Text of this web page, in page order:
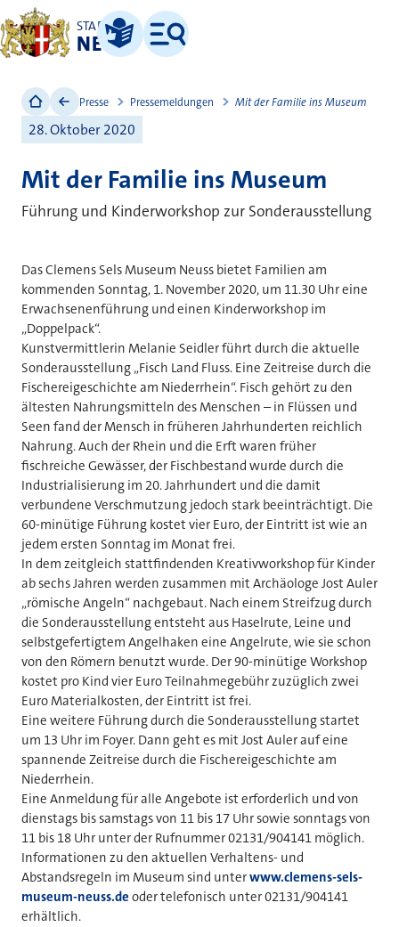
STADT
NEUSS
Leichte Sprache
Menü
Presse Pressemeldungen Mit der Familie ins Museum
28. Oktober 2020
Mit der Familie ins Museum
Führung und Kinderworkshop zur Sonderausstellung
Das Clemens Sels Museum Neuss bietet Familien am
kommenden Sonntag, 1. November 2020, um 11.30 Uhr eine
Erwachsenenführung und einen Kinderworkshop im
„Doppelpack“.
Kunstvermittlerin Melanie Seidler führt durch die aktuelle
Sonderausstellung „Fisch Land Fluss. Eine Zeitreise durch die
Fischereigeschichte am Niederrhein“. Fisch gehört zu den
ältesten Nahrungsmitteln des Menschen – in Flüssen und
Seen fand der Mensch in früheren Jahrhunderten reichlich
Nahrung. Auch der Rhein und die Erft waren früher
fischreiche Gewässer, der Fischbestand wurde durch die
Industrialisierung im 20. Jahrhundert und die damit
verbundene Verschmutzung jedoch stark beeinträchtigt. Die
60-minütige Führung kostet vier Euro, der Eintritt ist wie an
jedem ersten Sonntag im Monat frei.
In dem zeitgleich stattfindenden Kreativworkshop für Kinder
ab sechs Jahren werden zusammen mit Archäologe Jost Auler
„römische Angeln“ nachgebaut. Nach einem Streifzug durch
die Sonderausstellung entsteht aus Haselrute, Leine und
selbstgefertigtem Angelhaken eine Angelrute, wie sie schon
von den Römern benutzt wurde. Der 90-minütige Workshop
kostet pro Kind vier Euro Teilnahmegebühr zuzüglich zwei
Euro Materialkosten, der Eintritt ist frei.
Eine weitere Führung durch die Sonderausstellung startet
um 13 Uhr im Foyer. Dann geht es mit Jost Auler auf eine
spannende Zeitreise durch die Fischereigeschichte am
Niederrhein.
Eine Anmeldung für alle Angebote ist erforderlich und von
dienstags bis samstags von 11 bis 17 Uhr sowie sonntags von
11 bis 18 Uhr unter der Rufnummer 02131/904141 möglich.
Informationen zu den aktuellen Verhaltens- und
Abstandsregeln im Museum sind unterwww.clemens-sels-
museum-neuss.de oder telefonisch unter 02131/904141
erhältlich.